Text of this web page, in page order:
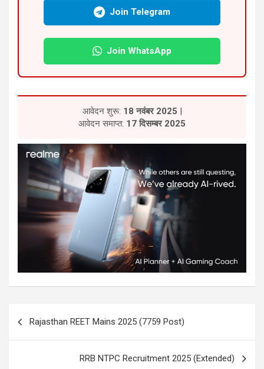
Join Telegram
Join WhatsApp
आवेदन शुरू: 18 नवंबर 2025 |
आवेदन समाप्त: 17 दिसम्बर 2025
Rajasthan REET Mains 2025 (7759 Post)
RRB NTPC Recruitment 2025 (Extended)